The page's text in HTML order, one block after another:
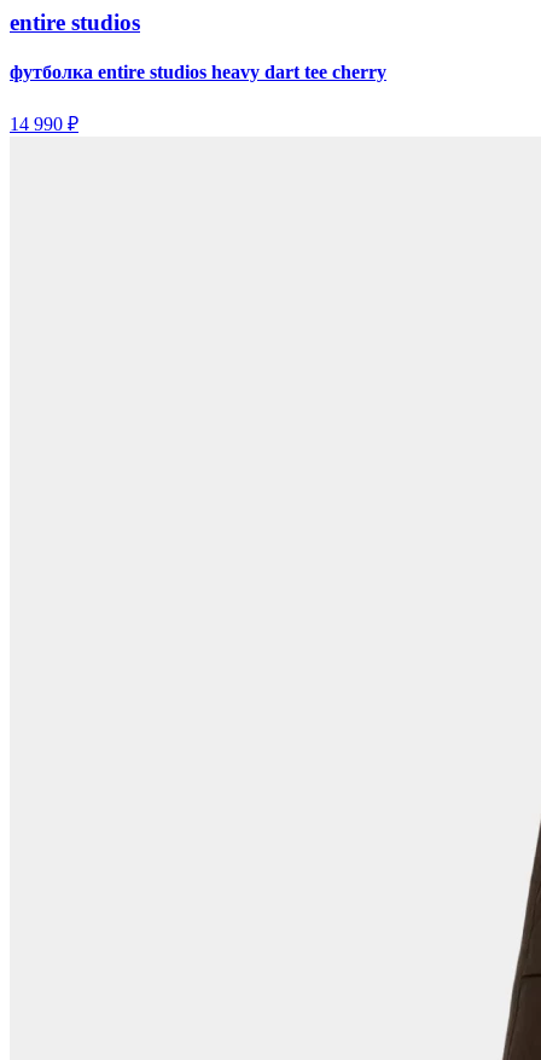
entire studios
футболка entire studios heavy dart tee cherry
14 990 ₽